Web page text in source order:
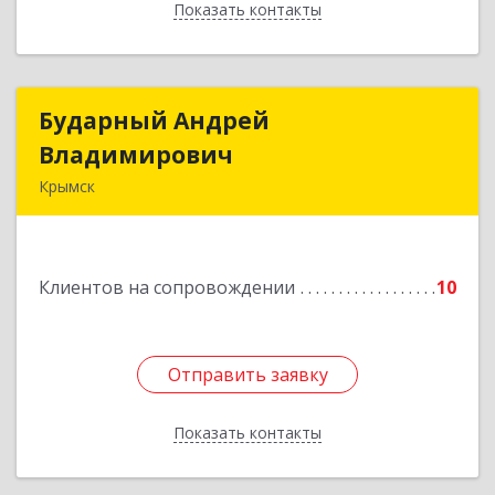
Показать контакты
Назад
Бударный Андрей
Владимирович
Крымск
Клиентов на сопровождении 10
Отправить заявку
Показать контакты
Бударный Андрей
Подробнее
Отправить заявку
Назад